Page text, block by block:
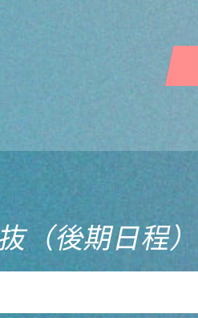
（後期日程）